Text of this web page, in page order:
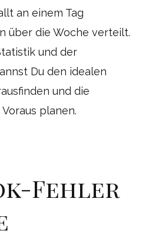
an einem Tag
über die Woche verteilt.
und der
Du den idealen
und die
planen.
Fehler